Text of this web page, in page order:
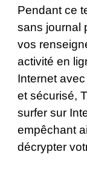
Pendant ce
sans journal
vos
activité en
Internet
et sécurisé,
surfer sur
empêchant
décrypter